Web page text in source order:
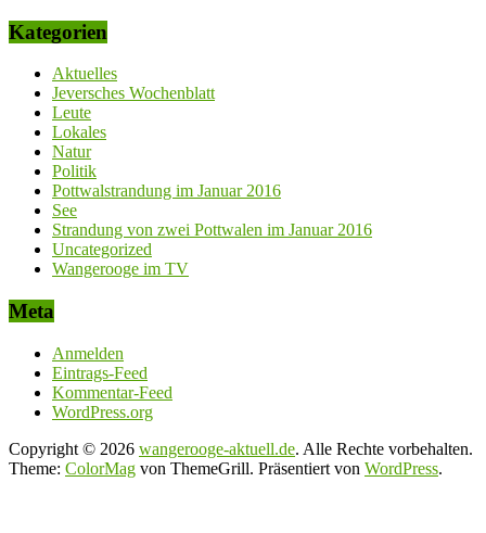
Kategorien
Aktuelles
Jeversches Wochenblatt
Leute
Lokales
Natur
Politik
Pottwalstrandung im Januar 2016
See
Strandung von zwei Pottwalen im Januar 2016
Uncategorized
Wangerooge im TV
Meta
Anmelden
Eintrags-Feed
Kommentar-Feed
WordPress.org
Copyright © 2026 wangerooge-aktuell.de. Alle Rechte vorbehalten.
Theme: ColorMag von ThemeGrill. Präsentiert von WordPress.